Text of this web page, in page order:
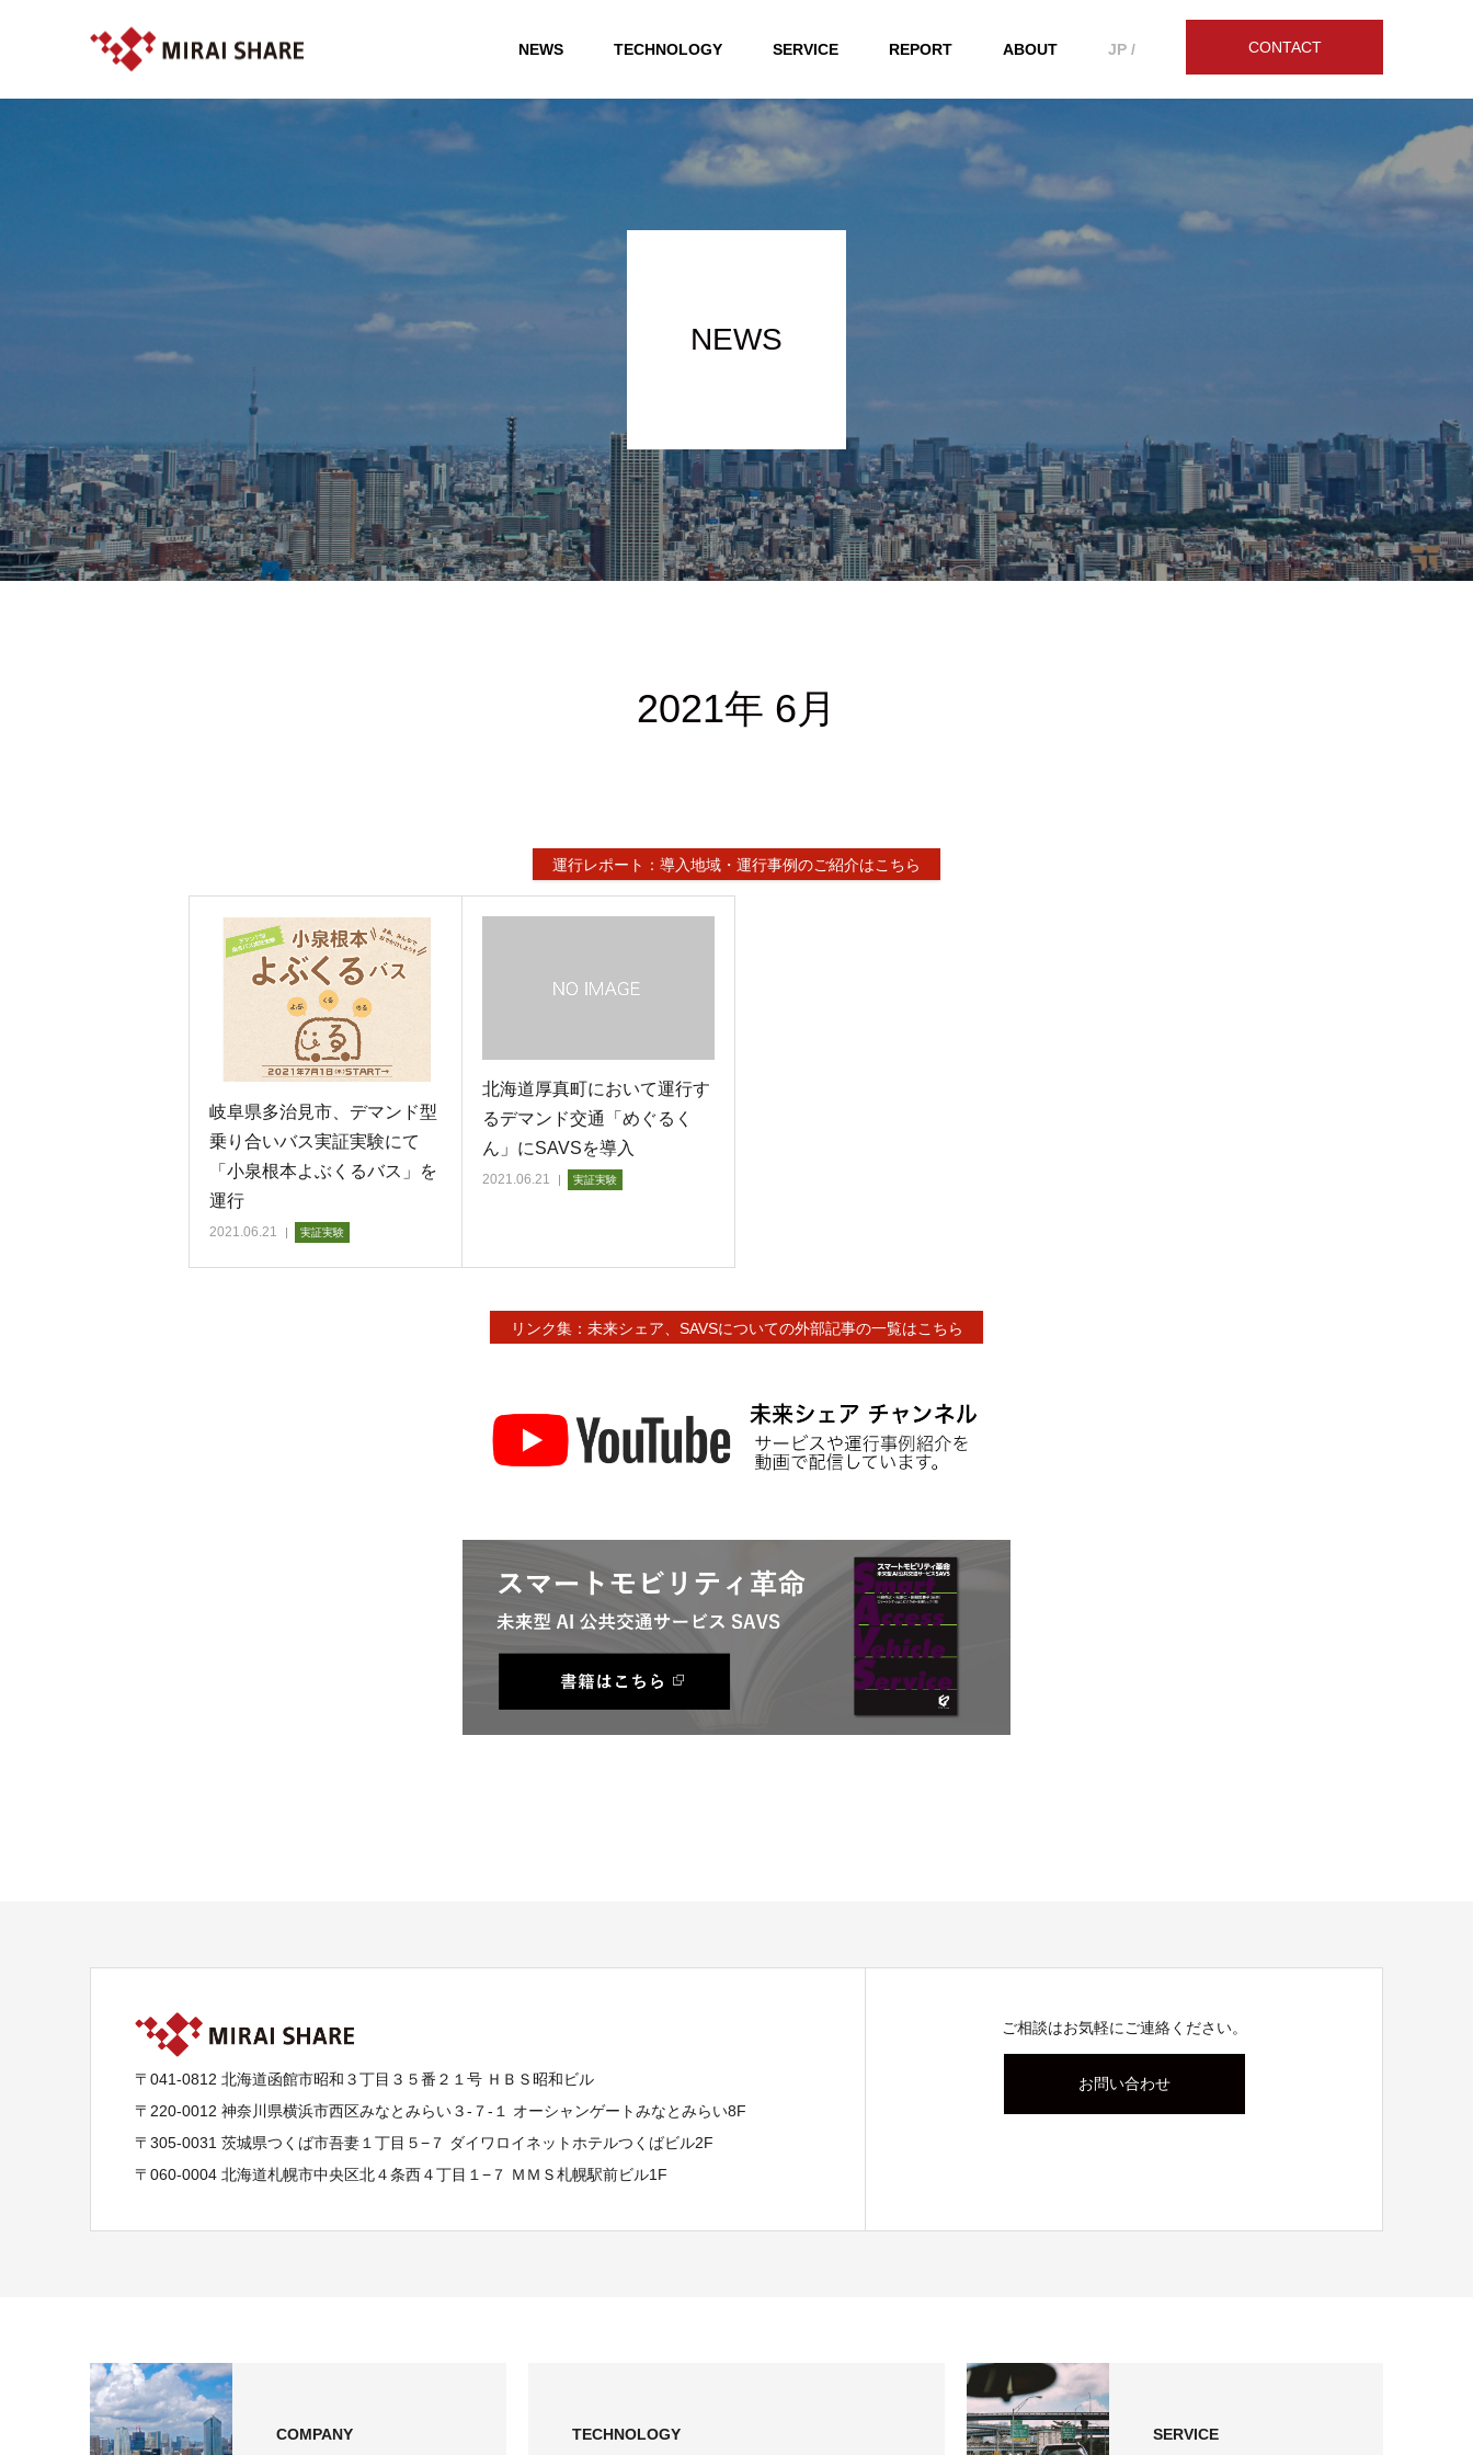
CONTACT
NEWS TECHNOLOGY SERVICE REPORT ABOUT JP /
NEWS
2021年 6月
運行レポート：導入地域・運行事例のご紹介はこちら
岐阜県多治見市、デマンド型
乗り合いバス実証実験にて
「小泉根本よぶくるバス」を
運行
2021.06.21 実証実験
北海道厚真町において運行す
るデマンド交通「めぐるく
ん」にSAVSを導入
2021.06.21 実証実験
リンク集：未来シェア、SAVSについての外部記事の一覧はこちら
〒041-0812 北海道函館市昭和３丁目３５番２１号 ＨＢＳ昭和ビル
〒220-0012 神奈川県横浜市西区みなとみらい３-７-１ オーシャンゲートみなとみらい8F
〒305-0031 茨城県つくば市吾妻１丁目５−７ ダイワロイネットホテルつくばビル2F
〒060-0004 北海道札幌市中央区北４条西４丁目１−７ ＭＭＳ札幌駅前ビル1F
ご相談はお気軽にご連絡ください。
お問い合わせ
COMPANY TECHNOLOGY SERVICE